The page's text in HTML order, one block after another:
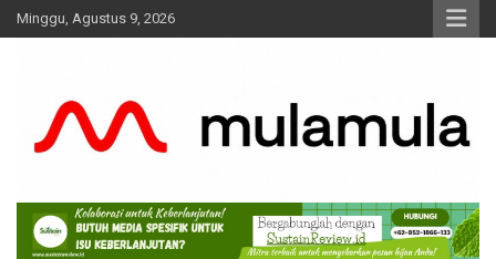
Skip
to
Minggu, Agustus 9, 2026
MulaMula
Medianya para Gen Z